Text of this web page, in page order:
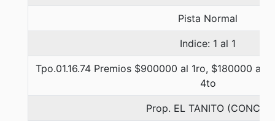
Pista Normal
Indice: 1 al 1
Tpo.01.16.74 Premios $900000 al 1ro, $180000 al
4to
Prop. EL TANITO (CONCE)